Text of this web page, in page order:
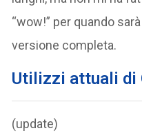
“wow!” per quando
versione completa.
Utilizzi attuali di
(update)